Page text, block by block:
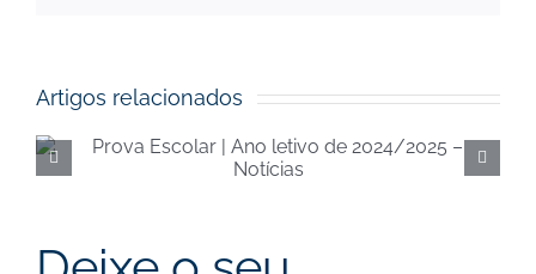
Artigos relacionados
Execução orçamental da
Segurança Social de